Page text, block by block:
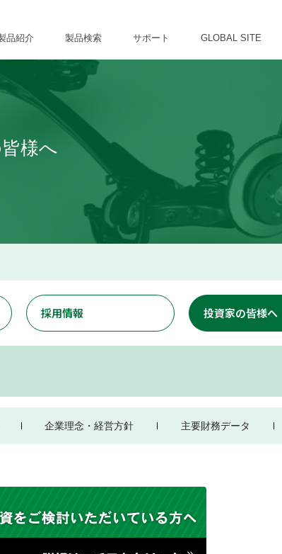
品紹介 製品検索 サポート GLOBAL SITE
様へ
採用情報 投資家の皆様へ
企業理念・経営方針 主要財務データ